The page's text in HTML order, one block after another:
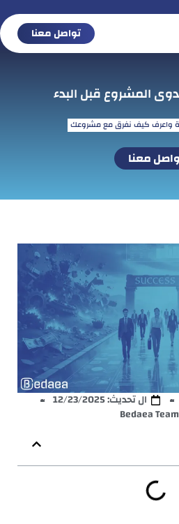
تواصل معنا
المشروع قبل البدء
واعرف كيف نفرق مع مشروعك
معنا
ال تحديث: 12/23/2025
Bedaea Team